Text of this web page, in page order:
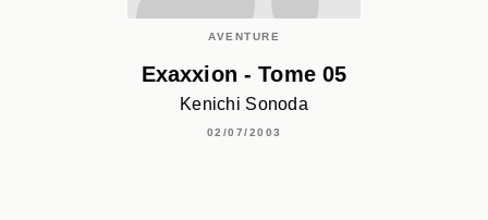
AVENTURE
Exaxxion - Tome 05
Kenichi Sonoda
02/07/2003